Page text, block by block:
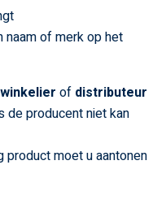
naam of merk op het
winkelier of distributeur
de producent niet kan
moet u aantonen